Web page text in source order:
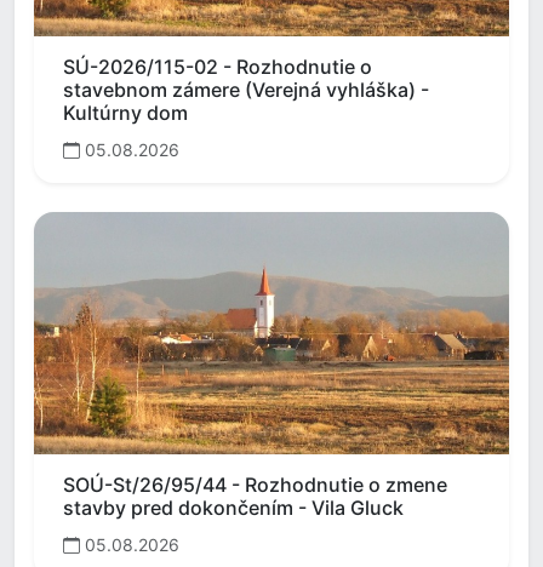
SÚ-2026/115-02 - Rozhodnutie o
stavebnom zámere (Verejná vyhláška) -
Kultúrny dom
05.08.2026
SOÚ-St/26/95/44 - Rozhodnutie o zmene
stavby pred dokončením - Vila Gluck
05.08.2026